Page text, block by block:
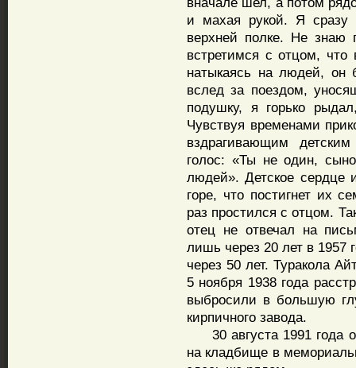
и махая рукой. Я
верхней полке. Не
встретимся с отцом, что
натыкаясь на людей, он
вслед за поездом,
подушку, я горько
Чувствуя временами
вздрагивающим
голос: «Ты не один,
людей». Детское сердце
горе, что постигнет их
раз простился с отцом.
отец не отвечал на
лишь через 20 лет в 1957
через 50 лет. Туракола
5 ноября 1938 года
выбросили в большую
кирпичного завода.
30 августа 1991 года
на кладбище в